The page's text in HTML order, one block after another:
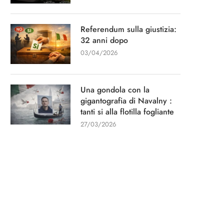
Referendum sulla giustizia:
32 anni dopo
03/04/2026
Una gondola con la
gigantografia di Navalny :
tanti si alla flotilla fogliante
27/03/2026